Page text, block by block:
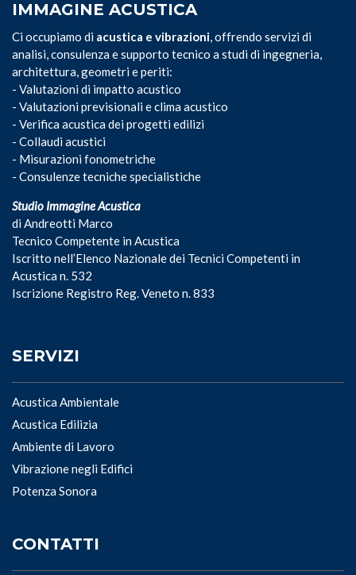
IMMAGINE ACUSTICA
Ci occupiamo di acustica e vibrazioni, offrendo servizi di
analisi, consulenza e supporto tecnico a studi di ingegneria,
architettura, geometri e periti:
- Valutazioni di impatto acustico
- Valutazioni previsionali e clima acustico
- Verifica acustica dei progetti edilizi
- Collaudi acustici
- Misurazioni fonometriche
- Consulenze tecniche specialistiche
Studio Immagine Acustica
di Andreotti Marco
Tecnico Competente in Acustica
Iscritto nell’Elenco Nazionale dei Tecnici Competenti in
Acustica n. 532
Iscrizione Registro Reg. Veneto n. 833
SERVIZI
Acustica Ambientale
Acustica Edilizia
Ambiente di Lavoro
Vibrazione negli Edifici
Potenza Sonora
CONTATTI